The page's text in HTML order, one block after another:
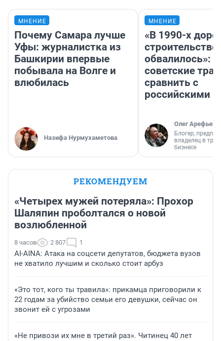
МНЕНИЕ
Почему Самара лучше
Уфы: журналистка из
Башкирии впервые
побывала на Волге и
влюбилась
Назифа Нурмухаметова
МНЕНИЕ
«В 1990-х
строительство
обвалилось»:
советские
сравнить с
российскими
Олег Арефьев
Блогер,
владелец в
бизнесе
РЕКОМЕНДУЕМ
«Четырех мужей потеряла»: Прохор
Шаляпин проболтался о новой
возлюбленной
8 часов 2 807 1
AI-AINA: Атака на соцсети депутатов, бюджета вузов
не хватило лучшим и сколько стоит арбуз
«Это тот, кого ты травила»: прикамца приговорили к
22 годам за убийство семьи его девушки, сейчас он
звонит ей с угрозами
«Не привози их мне в третий раз». Читинец 40 лет